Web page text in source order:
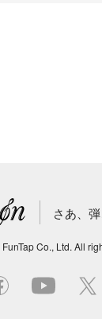
さあ、
FunTap Co., Ltd. All